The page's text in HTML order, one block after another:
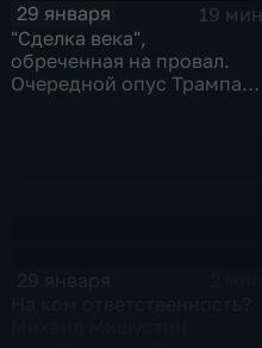
29 января
19 мин
"Сделка века",
обреченная на провал.
Очередной опус Трампа.